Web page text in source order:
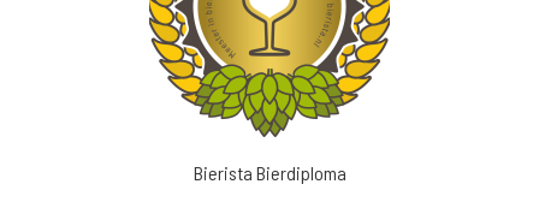
Bierista Bierdiploma